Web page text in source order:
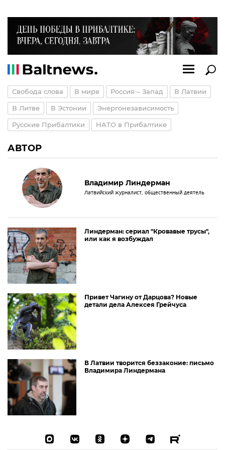
Свобода слова В мире Россия – Запад В Латвии
В Литве В Эстонии Энергонезависимость
Русские Прибалтики НАТО в Прибалтике
АВТОР
Владимир Линдерман
Латвийский журналист, общественный деятель
Линдерман: сериал "Кровавые трусы",
или как я возбуждал
Привет Чагину от Дарцова? Новые
детали дела Алексея Грейчуса
В Латвии творится беззаконие: письмо
Владимира Линдермана